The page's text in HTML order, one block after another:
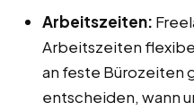
Arbeitszeiten:
Arbeitszeiten
an feste Bürozeiten
entscheiden, wann